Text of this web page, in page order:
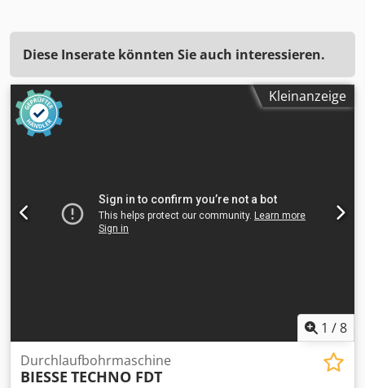
Diese Inserate könnten Sie auch interessieren.
Kleinanzeige
1 /8
Durchlaufbohrmaschine
BIESSE TECHNO FDT